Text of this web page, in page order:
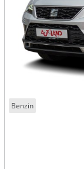
Benzin